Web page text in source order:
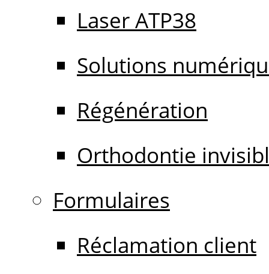
Laser ATP38
Solutions
Régénération
Orthodontie
Formulaires
Réclamation client